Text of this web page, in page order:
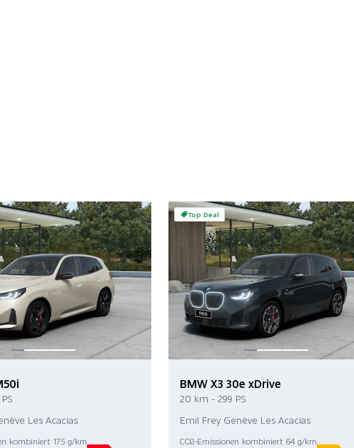
Les Acacias
kombiniert 175 g/km
Top Deal
BMW X3 30e xDrive
20 km - 299 PS
Emil Frey Genève Les Acacias
CO2-Emissionen kombiniert 64 g/km